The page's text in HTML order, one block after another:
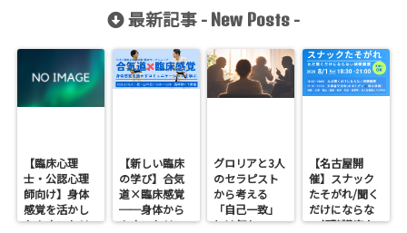
と最新記事 - New Posts -
【臨床心理
士・公認心理
師向け】身体
感覚を活かし
たカウンセリ
【新しい臨床
の学び】合気
道×臨床感覚
──身体から
カウンセリン
グロリアと3人
のセラピスト
から考える
「自己一致」
とは何か──
【名古屋開
催】スナック
たそがれ/聞く
だけにならな
い傾聴講座